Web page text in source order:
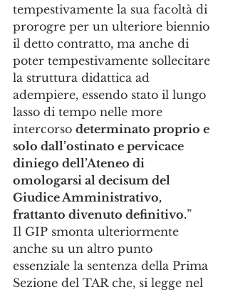
tempestivamente la sua facoltà di
prorogre per un ulteriore biennio
il detto contratto, ma anche di
poter tempestivamente sollecitare
la struttura didattica ad
adempiere, essendo stato il lungo
lasso di tempo nelle more
intercorso determinato proprio e
solo dall’ostinato e pervicace
diniego dell’Ateneo di
omologarsi al decisum del
Giudice Amministrativo,
frattanto divenuto definitivo.”
Il GIP smonta ulteriormente
anche su un altro punto
essenziale la sentenza della Prima
Sezione del TAR che, si legge nel